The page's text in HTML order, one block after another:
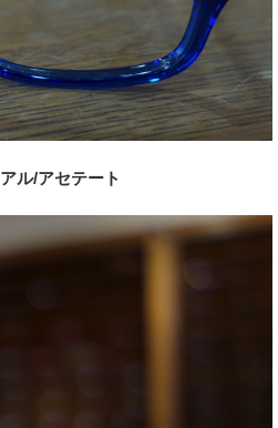
/アセテート